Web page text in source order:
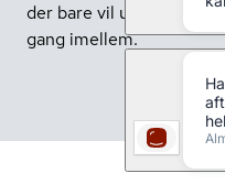
der bare vil udfolde dine
gang imellem.